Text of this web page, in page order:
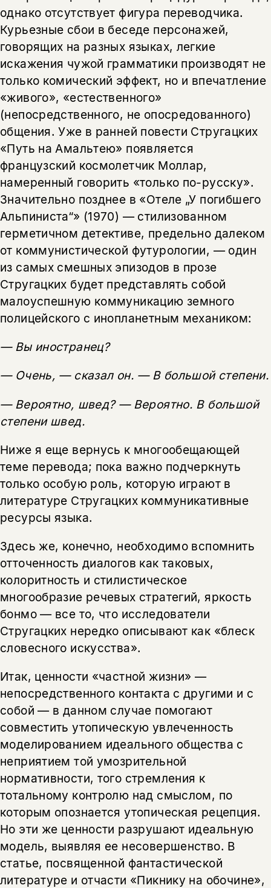
однако отсутствует фигура переводчика.
Курьезные сбои в беседе персонажей,
говорящих на разных языках, легкие
искажения чужой грамматики производят не
только комический эффект, но и впечатление
«живого», «естественного»
(непосредственного, не опосредованного)
общения. Уже в ранней повести Стругацких
«Путь на Амальтею» появляется
французский космолетчик Моллар,
намеренный говорить «только по-русску».
Значительно позднее в «Отеле „У погибшего
Альпиниста“» (1970) — стилизованном
герметичном детективе, предельно далеком
от коммунистической футурологии, — один
из самых смешных эпизодов в прозе
Стругацких будет представлять собой
малоуспешную коммуникацию земного
полицейского с инопланетным механиком:
— Вы иностранец?
— Очень, — сказал он. — В большой степени.
— Вероятно, швед? — Вероятно. В большой
степени швед.
Ниже я еще вернусь к многообещающей
теме перевода; пока важно подчеркнуть
только особую роль, которую играют в
литературе Стругацких коммуникативные
ресурсы языка.
Здесь же, конечно, необходимо вспомнить
отточенность диалогов как таковых,
колоритность и стилистическое
многообразие речевых стратегий, яркость
бонмо — все то, что исследователи
Стругацких нередко описывают как «блеск
словесного искусства».
Итак, ценности «частной жизни» —
непосредственного контакта с другими и с
собой — в данном случае помогают
совместить утопическую увлеченность
моделированием идеального общества с
неприятием той умозрительной
нормативности, того стремления к
тотальному контролю над смыслом, по
которым опознается утопическая рецепция.
Но эти же ценности разрушают идеальную
модель, выявляя ее несовершенство. В
статье, посвященной фантастической
литературе и отчасти «Пикнику на обочине»,